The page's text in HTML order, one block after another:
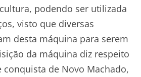
podendo ser utilizada
visto que diversas
desta máquina para serem
da máquina diz respeito
de Novo Machado,